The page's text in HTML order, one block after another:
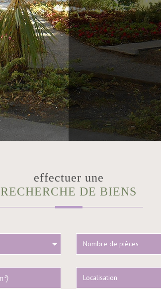
effectuer une
RECHERCHE DE BIENS
Nombre de pièces
Localisation